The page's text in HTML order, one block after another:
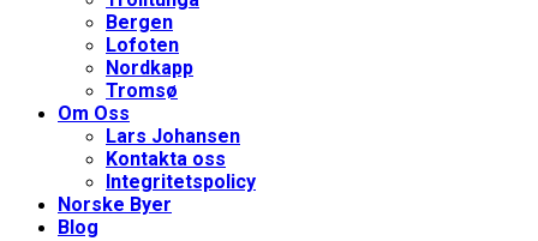
Bergen
Lofoten
Nordkapp
Tromsø
Om Oss
Lars Johansen
Kontakta oss
Integritetspolicy
Norske Byer
Blog